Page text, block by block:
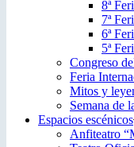
8ª
7ª
6ª
5ª
Congreso
Feria
Mitos y
Semana de
Espacios escénicos
Anfiteatro